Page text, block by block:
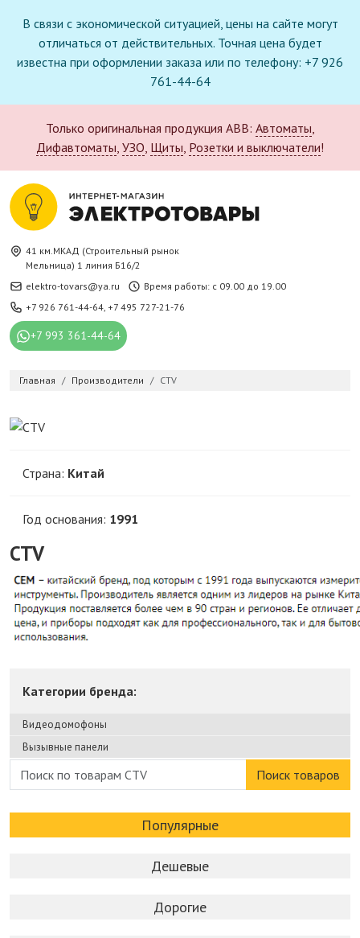
В связи с экономической ситуацией, цены на сайте могут
отличаться от действительных. Точная цена будет
известна при оформлении заказа или по телефону: +7 926
761-44-64
Только оригинальная продукция ABB: Автоматы,
Дифавтоматы, УЗО, Щиты, Розетки и выключатели!
41 км.МКАД (Строительный рынок
Мельница) 1 линия Б16/2
elektro-tovars@ya.ru
Время работы: с 09.00 до 19.00
+7 926 761-44-64, +7 495 727-21-76
+7 993 361-44-64
Главная Производители CTV
Страна: Китай
Год основания: 1991
CTV
Категории бренда:
Видеодомофоны
Вызывные панели
Поиск товаров
Популярные
Дешевые
Дорогие